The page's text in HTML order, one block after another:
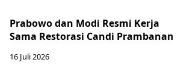
Prabowo dan Modi Resmi Kerja
Sama Restorasi Candi Prambanan
16 Juli 2026